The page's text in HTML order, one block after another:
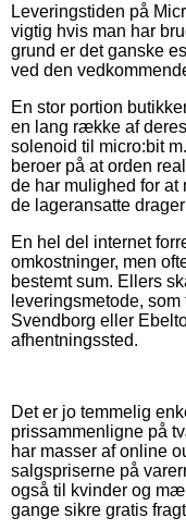
Leveringstiden på
vigtig hvis man har
grund er det ganske
ved den
En stor portion
en lang række af
solenoid til micro:bit
beroer på at orden
de har mulighed for at
de lageransatte
En hel del internet
omkostninger, men
bestemt sum. Ellers
leveringsmetode,
Svendborg eller
afhentningssted.
Det er jo temmelig
prissammenligne på
har masser af online
salgspriserne på
også til kvinder og
gange sikre gratis